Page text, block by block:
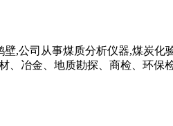
,公司从事煤质分析仪器,煤炭
、冶金、地质勘探、商检、环保